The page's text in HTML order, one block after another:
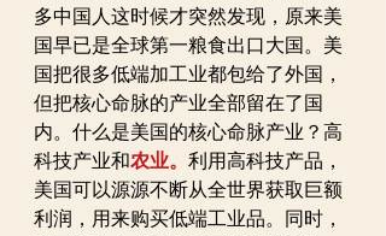
多中国人这时候才突然发现，原来美
国早已是全球第一粮食出口大国。美
国把很多低端加工业都包给了外国，
但把核心命脉的产业全部留在了国
内。什么是美国的核心命脉产业？高
科技产业和农业。 利用高科技产品，
美国可以源源不断从全世界获取巨额
利润，用来购买低端工业品。同时，